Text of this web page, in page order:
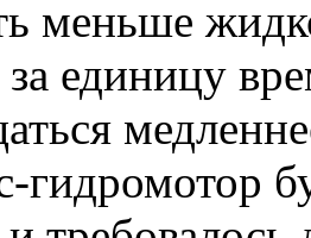
меньше
за единицу
гидромотор